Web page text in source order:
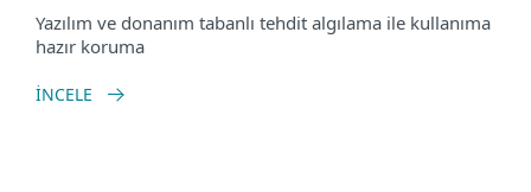
Yazılım ve donanım tabanlı tehdit algılama ile kullanıma
hazır koruma
İNCELE